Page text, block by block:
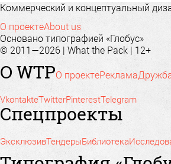
Коммерческий и концептуальный
О проектеAbout us
Основано типографией «Глобус»
© 2011—2026 | What the Pack | 12+
О WTPО проектеРеклама
VkontakteTwitterPinterestTelegram
Спецпроекты
ЭксклюзивТендерыБиблиотека